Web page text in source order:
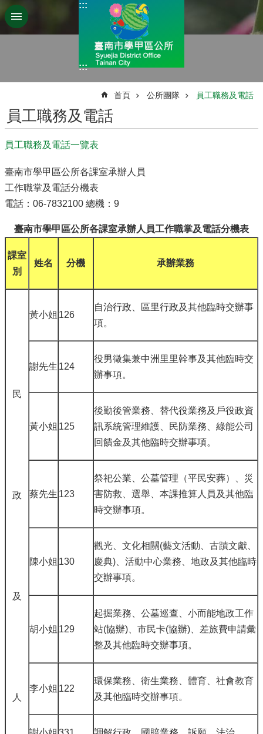
跳到主要內容區塊
:::
:::
首頁 公所團隊 員工職務及電話
員工職務及電話
員工職務及電話一覽表
臺南市學甲區公所各課室承辦人員
工作職掌及電話分機表
電話：06-7832100 總機：9
臺南市學甲區公所各課室承辦人員工作職掌及電話分機表
課室
別
姓名 分機 承辦業務
民
政
及
人
黃小姐 126
自治行政、區里行政及其他臨時交辦事
項。
謝先生 124
役男徵集兼中洲里里幹事及其他臨時交
辦事項。
黃小姐 125
後勤後管業務、替代役業務及戶役政資
訊系統管理維護、民防業務、綠能公司
回饋金及其他臨時交辦事項。
蔡先生 123
祭祀公業、公墓管理（平民安葬）、災
害防救、選舉、本課推算人員及其他臨
時交辦事項。
陳小姐 130
觀光、文化相關(藝文活動、古蹟文獻、
慶典)、活動中心業務、地政及其他臨時
交辦事項。
胡小姐 129
起掘業務、公墓巡查、小而能地政工作
站(協辦)、市民卡(協辦)、差旅費申請彙
整及其他臨時交辦事項。
李小姐 122
環保業務、衛生業務、體育、社會教育
及其他臨時交辦事項。